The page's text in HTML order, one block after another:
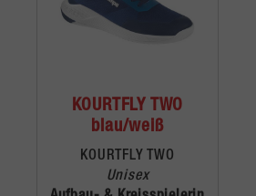
KOURTFLY TWO
blau/weiß
KOURTFLY TWO
Unisex